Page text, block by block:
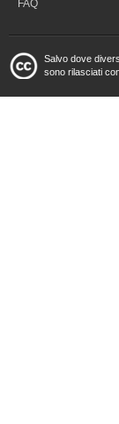
FAQ
Salvo dove
sono rilasciati